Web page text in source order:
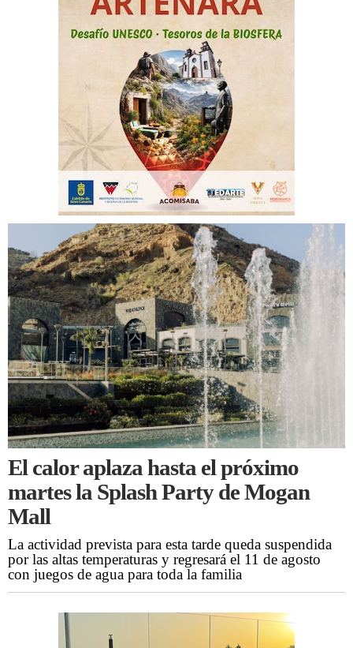
El calor aplaza hasta el próximo
martes la Splash Party de Mogan
Mall
La actividad prevista para esta tarde queda suspendida
por las altas temperaturas y regresará el 11 de agosto
con juegos de agua para toda la familia